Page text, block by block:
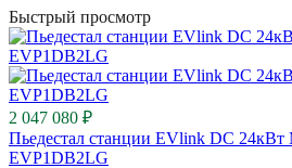
Быстрый просмотр
2 047 080 ₽
Пьедестал станции EVlink DC 24кВт
EVP1DB2LG